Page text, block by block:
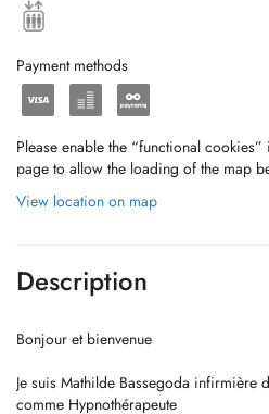
Payment methods
Please enable the “functional
page to allow the loading of the map
View location on map
Description
Bonjour et bienvenue
Je suis Mathilde Bassegoda infirmière
comme Hypnothérapeute